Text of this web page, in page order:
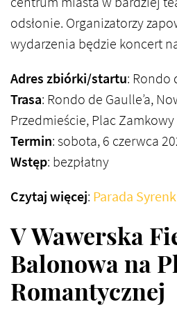
odsłonie. Organizatorzy
wydarzenia będzie koncert
Adres zbiórki/startu: Rondo
Trasa: Rondo de Gaulle’a,
Przedmieście, Plac Zamkowy
Termin: sobota, 6 czerwca
Wstęp: bezpłatny
Czytaj więcej: Parada
V Wawerska
Balonowa na
Romantycznej